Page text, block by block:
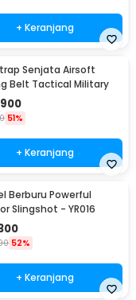
+ Keranjang
Senjata Airsoft
Belt Tactical Military
51%
+ Keranjang
Berburu Powerful
Slingshot - YR016
52%
+ Keranjang